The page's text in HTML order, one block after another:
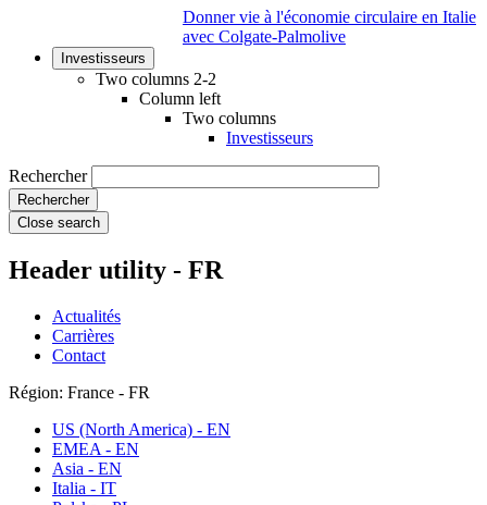
Donner vie à l'économie circulaire en Italie
avec Colgate-Palmolive
Investisseurs
Two columns 2-2
Column left
Two columns
Investisseurs
Rechercher
Close search
Header utility - FR
Actualités
Carrières
Contact
Région: France - FR
US (North America) - EN
EMEA - EN
Asia - EN
Italia - IT